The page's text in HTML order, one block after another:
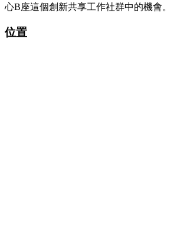
心B座這個創新共享工作社群中的機會。
位置